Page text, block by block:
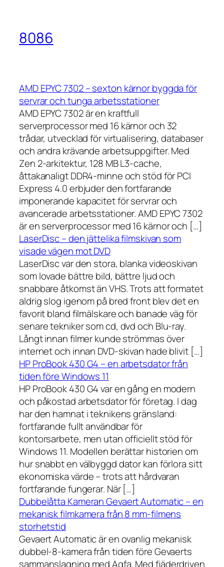
8086
AMD EPYC 7302 – sexton kärnor byggda för
servrar och tunga arbetsstationer
AMD EPYC 7302 är en kraftfull
serverprocessor med 16 kärnor och 32
trådar, utvecklad för virtualisering, databaser
och andra krävande arbetsuppgifter. Med
Zen 2-arkitektur, 128 MB L3-cache,
åttakanaligt DDR4-minne och stöd för PCI
Express 4.0 erbjuder den fortfarande
imponerande kapacitet för servrar och
avancerade arbetsstationer. AMD EPYC 7302
är en serverprocessor med 16 kärnor och […]
LaserDisc – den jättelika filmskivan som
visade vägen mot DVD
LaserDisc var den stora, blanka videoskivan
som lovade bättre bild, bättre ljud och
snabbare åtkomst än VHS. Trots att formatet
aldrig slog igenom på bred front blev det en
favorit bland filmälskare och banade väg för
senare tekniker som cd, dvd och Blu-ray.
Långt innan filmer kunde strömmas över
internet och innan DVD-skivan hade blivit […]
HP ProBook 430 G4 – en arbetsdator från
tiden före Windows 11
HP ProBook 430 G4 var en gång en modern
och påkostad arbetsdator för företag. I dag
har den hamnat i teknikens gränsland:
fortfarande fullt användbar för
kontorsarbete, men utan officiellt stöd för
Windows 11. Modellen berättar historien om
hur snabbt en välbyggd dator kan förlora sitt
ekonomiska värde – trots att hårdvaran
fortfarande fungerar. När […]
Dubbelåtta Kameran Gevaert Automatic – en
mekanisk filmkamera från 8 mm-filmens
storhetstid
Gevaert Automatic är en ovanlig mekanisk
dubbel-8-kamera från tiden före Gevaerts
sammanslagning med Agfa. Med fjäderdriven